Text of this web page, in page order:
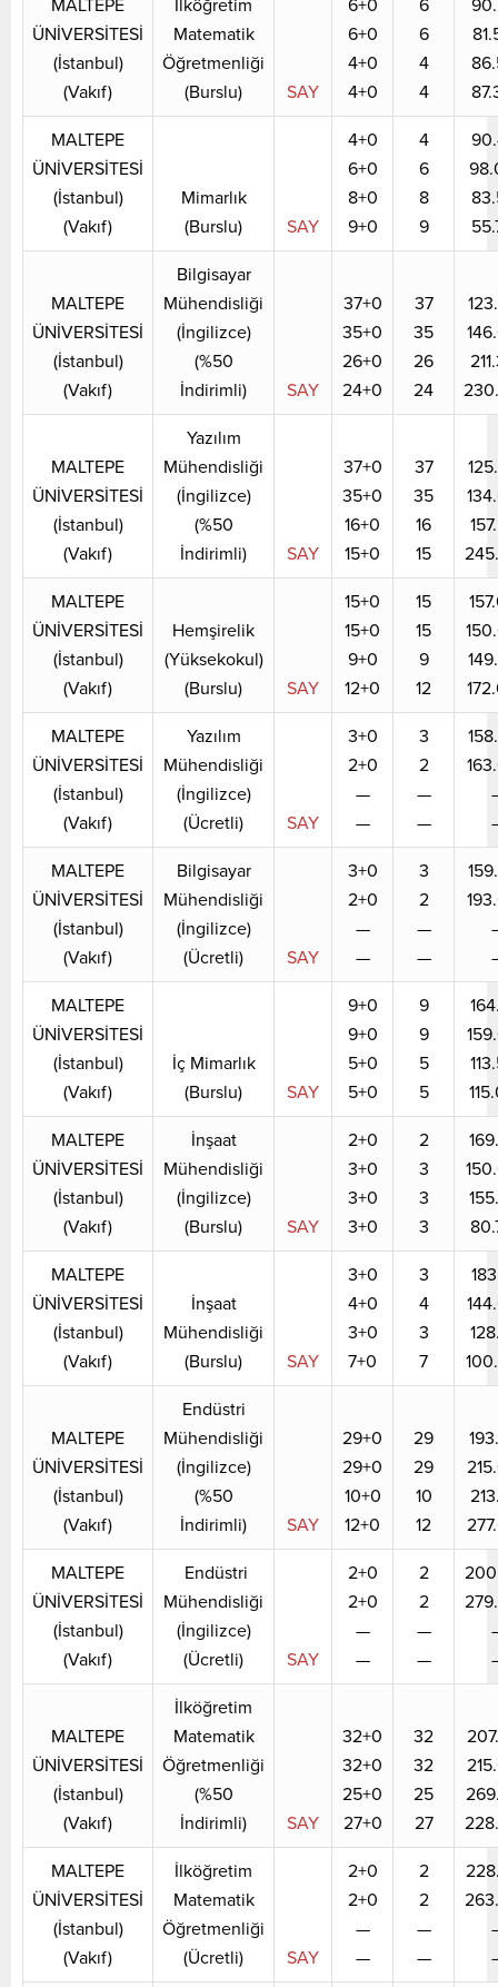
MALTEPE
ÜNİVERSİTESİ
(İstanbul)
(Vakıf)
İlköğretim
Matematik
Öğretmenliği
(Burslu)
SAY
6+0
6+0
4+0
4+0
6
6
4
4
MALTEPE
ÜNİVERSİTESİ
(İstanbul)
(Vakıf)
Mimarlık
(Burslu)
SAY
4+0
6+0
8+0
9+0
4
6
8
9
MALTEPE
ÜNİVERSİTESİ
(İstanbul)
(Vakıf)
Bilgisayar
Mühendisliği
(İngilizce)
(%50
İndirimli)
SAY
37+0
35+0
26+0
24+0
37
35
26
24
MALTEPE
ÜNİVERSİTESİ
(İstanbul)
(Vakıf)
Yazılım
Mühendisliği
(İngilizce)
(%50
İndirimli)
SAY
37+0
35+0
16+0
15+0
37
35
16
15
MALTEPE
ÜNİVERSİTESİ
(İstanbul)
(Vakıf)
Hemşirelik
(Yüksekokul)
(Burslu)
SAY
15+0
15+0
9+0
12+0
15
15
9
12
MALTEPE
ÜNİVERSİTESİ
(İstanbul)
(Vakıf)
Yazılım
Mühendisliği
(İngilizce)
(Ücretli)
SAY
3+0
2+0
—
—
3
2
—
—
MALTEPE
ÜNİVERSİTESİ
(İstanbul)
(Vakıf)
Bilgisayar
Mühendisliği
(İngilizce)
(Ücretli)
SAY
3+0
2+0
—
—
3
2
—
—
MALTEPE
ÜNİVERSİTESİ
(İstanbul)
(Vakıf)
İç Mimarlık
(Burslu)
SAY
9+0
9+0
5+0
5+0
9
9
5
5
MALTEPE
ÜNİVERSİTESİ
(İstanbul)
(Vakıf)
İnşaat
Mühendisliği
(İngilizce)
(Burslu)
SAY
2+0
3+0
3+0
3+0
2
3
3
3
MALTEPE
ÜNİVERSİTESİ
(İstanbul)
(Vakıf)
İnşaat
Mühendisliği
(Burslu)
SAY
3+0
4+0
3+0
7+0
3
4
3
7
MALTEPE
ÜNİVERSİTESİ
(İstanbul)
(Vakıf)
Endüstri
Mühendisliği
(İngilizce)
(%50
İndirimli)
SAY
29+0
29+0
10+0
12+0
29
29
10
12
MALTEPE
ÜNİVERSİTESİ
(İstanbul)
(Vakıf)
Endüstri
Mühendisliği
(İngilizce)
(Ücretli)
SAY
2+0
2+0
—
—
2
2
—
—
MALTEPE
ÜNİVERSİTESİ
(İstanbul)
(Vakıf)
İlköğretim
Matematik
Öğretmenliği
(%50
İndirimli)
SAY
32+0
32+0
25+0
27+0
32
32
25
27
MALTEPE
ÜNİVERSİTESİ
(İstanbul)
(Vakıf)
İlköğretim
Matematik
Öğretmenliği
(Ücretli)
SAY
2+0
2+0
—
—
2
2
—
—